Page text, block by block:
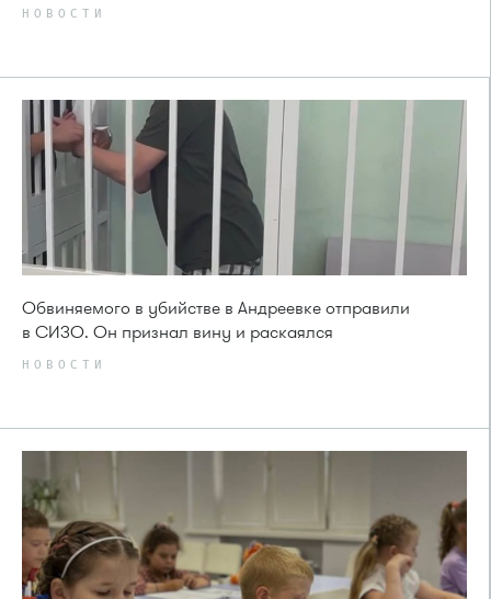
НОВОСТИ
Обвиняемого в убийстве в Андреевке отправили
в СИЗО. Он признал вину и раскаялся
НОВОСТИ